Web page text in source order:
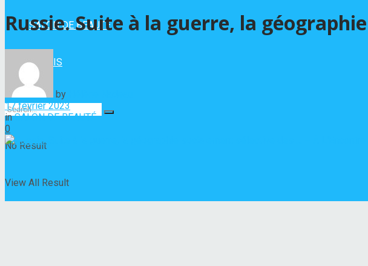
SALON DE BEAUTÉ
VERNIS
No Result
View All Result
Russie. Suite à la guerre, la
by
17 février 2023
in SALON DE BEAUTÉ
0